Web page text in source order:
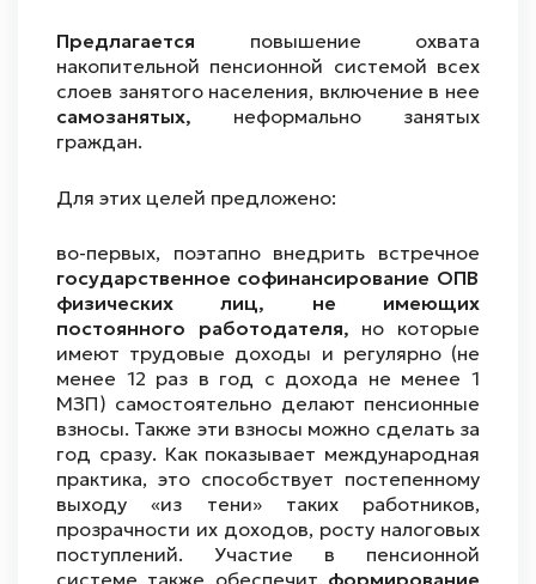
Предлагается повышение охвата
накопительной пенсионной системой всех
слоев занятого населения, включение в нее
самозанятых, неформально занятых
граждан.
Для этих целей предложено:
во-первых, поэтапно внедрить встречное
государственное софинансирование ОПВ
физических лиц, не имеющих
постоянного работодателя, но которые
имеют трудовые доходы и регулярно (не
менее 12 раз в год с дохода не менее 1
МЗП) самостоятельно делают пенсионные
взносы. Также эти взносы можно сделать за
год сразу. Как показывает международная
практика, это способствует постепенному
выходу «из тени» таких работников,
прозрачности их доходов, росту налоговых
поступлений. Участие в пенсионной